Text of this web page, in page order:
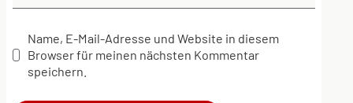
Name, E-Mail-Adresse und Website in diesem
Browser für meinen nächsten Kommentar
speichern.